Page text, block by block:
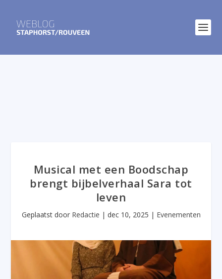
Musical met een Boodschap
brengt bijbelverhaal Sara tot
leven
Geplaatst door Redactie | dec 10, 2025 | Evenementen